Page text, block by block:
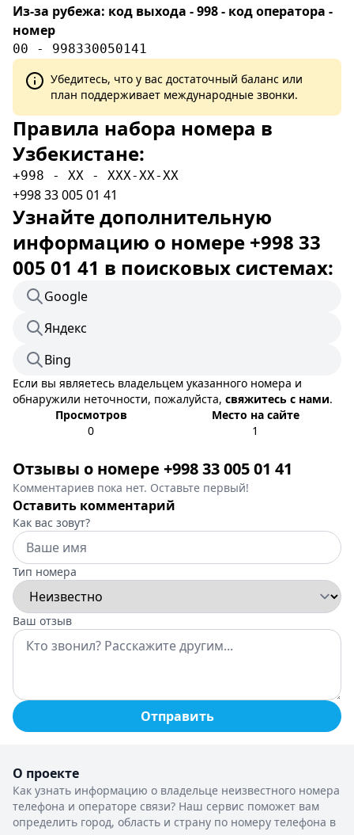
Из-за рубежа: код выхода - 998 - код оператора -
номер
00 - 998330050141
Убедитесь, что у вас достаточный баланс или
план поддерживает международные звонки.
Правила набора номера в
Узбекистане:
+998 - XX - XXX-XX-XX
+998 33 005 01 41
Узнайте дополнительную
информацию о номере +998 33
005 01 41 в поисковых системах:
Google
Яндекс
Bing
Если вы являетесь владельцем указанного номера и
обнаружили неточности, пожалуйста, свяжитесь с нами.
Просмотров
0
Место на сайте
1
Отзывы о номере +998 33 005 01 41
Комментариев пока нет. Оставьте первый!
Оставить комментарий
Как вас зовут?
Тип номера
Ваш отзыв
Отправить
О проекте
Как узнать информацию о владельце неизвестного номера
телефона и операторе связи? Наш сервис поможет вам
определить город, область и страну по номеру телефона в